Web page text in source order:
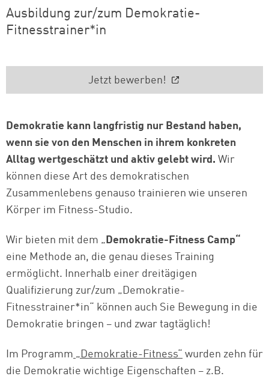
Ausbildung zur/zum Demokratie-
Fitnesstrainer*in
Jetzt bewerben!
Demokratie kann langfristig nur Bestand haben,
wenn sie von den Menschen in ihrem konkreten
Alltag wertgeschätzt und aktiv gelebt wird. Wir
können diese Art des demokratischen
Zusammenlebens genauso trainieren wie unseren
Körper im Fitness-Studio.
Wir bieten mit dem „ Demokratie-Fitness Camp“
eine Methode an, die genau dieses Training
ermöglicht. Innerhalb einer dreitägigen
Qualifizierung zur/zum „Demokratie-
Fitnesstrainer*in“ können auch Sie Bewegung in die
Demokratie bringen – und zwar tagtäglich!
Im Programm „Demokratie-Fitness“
wurden zehn für
die Demokratie wichtige Eigenschaften – z.B.